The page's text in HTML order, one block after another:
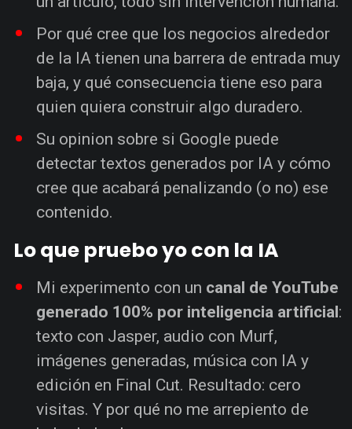
Por qué cree que los negocios alrededor
de la IA tienen una barrera de entrada muy
baja, y qué consecuencia tiene eso para
quien quiera construir algo duradero.
Su opinion sobre si Google puede
detectar textos generados por IA y cómo
cree que acabará penalizando (o no) ese
contenido.
Lo que pruebo yo con la IA
Mi experimento con un canal de YouTube
generado 100% por inteligencia artificial :
texto con Jasper, audio con Murf,
imágenes generadas, música con IA y
edición en Final Cut. Resultado: cero
visitas. Y por qué no me arrepiento de